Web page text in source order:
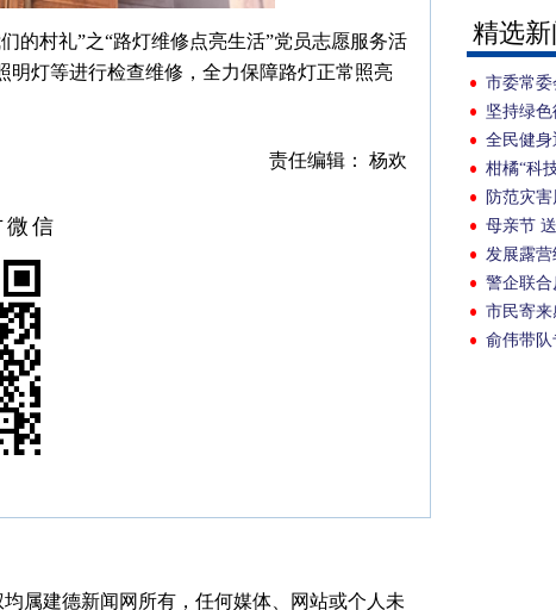
精选新
市委常委
坚持绿
企业走
全民健
柑橘“科
防范灾
母亲节
发展露
警企联合
市民寄
俞伟带
的村礼”之“路灯维修点亮生活”党员志愿服务活
灯等进行检查维修，全力保障路灯正常照亮
责任编辑： 杨欢
信
属建德新闻网所有，任何媒体、网站或个人未